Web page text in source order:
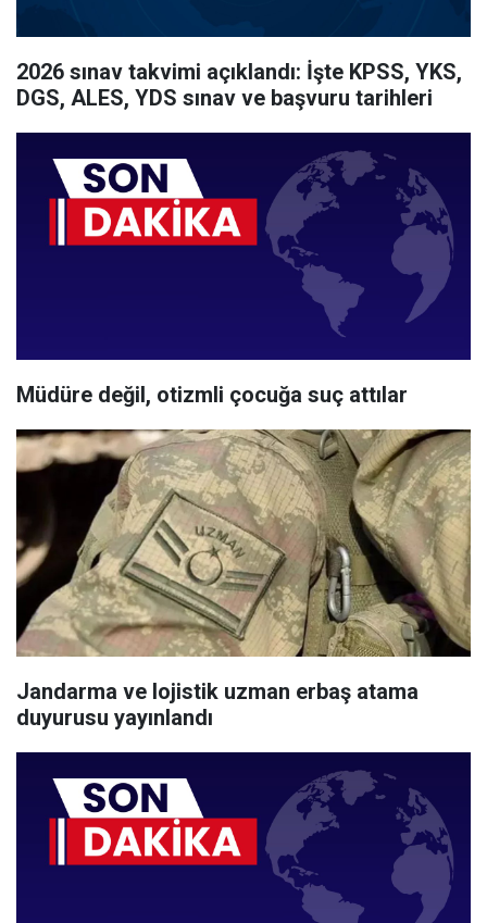
2026 sınav takvimi açıklandı: İşte KPSS, YKS,
DGS, ALES, YDS sınav ve başvuru tarihleri
Müdüre değil, otizmli çocuğa suç attılar
Jandarma ve lojistik uzman erbaş atama
duyurusu yayınlandı